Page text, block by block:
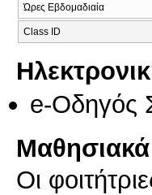
Ώρες Εβδομαδιαία
Class ID
e-Οδηγός
Οι